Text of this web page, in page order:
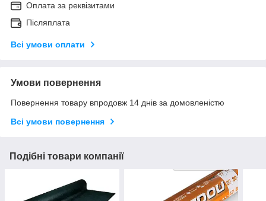
Оплата за реквізитами
Післяплата
Всі умови оплати
Умови повернення
Повернення товару впродовж 14 днів за домовленістю
Всі умови повернення
Подібні товари компанії